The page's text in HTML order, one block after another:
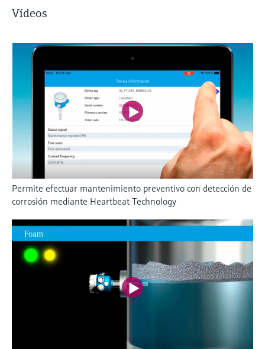
Vídeos
Permite efectuar mantenimiento preventivo con detección de
corrosión mediante Heartbeat Technology